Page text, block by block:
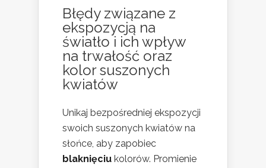
Błędy związane z
ekspozycją na
światło i ich wpływ
na trwałość oraz
kolor suszonych
kwiatów
Unikaj bezpośredniej ekspozycji
swoich suszonych kwiatów na
słońce, aby zapobiec
blaknięciu kolorów. Promienie